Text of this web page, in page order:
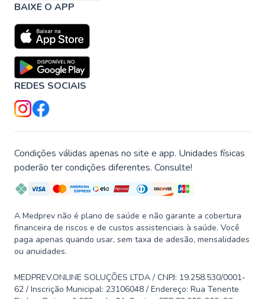
BAIXE O APP
REDES SOCIAIS
Condições válidas apenas no site e app. Unidades físicas
poderão ter condições diferentes. Consulte!
A Medprev não é plano de saúde e não garante a cobertura
financeira de riscos e de custos assistenciais à saúde. Você
paga apenas quando usar, sem taxa de adesão, mensalidades
ou anuidades.
MEDPREV.ONLINE SOLUÇÕES LTDA / CNPJ: 19.258.530/0001-
62 / Inscrição Municipal: 23106048 / Endereço: Rua Tenente